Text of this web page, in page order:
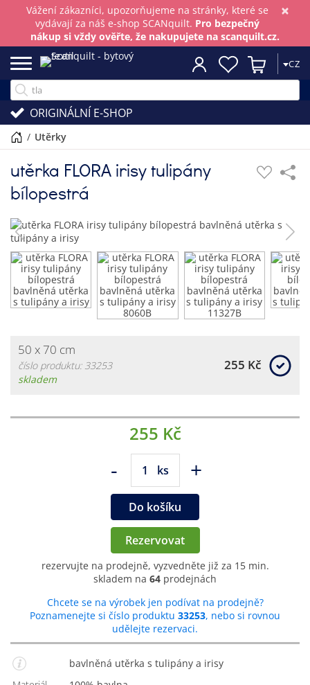
×
Vážení zákazníci, upozorňujeme na stránky, které se
vydávají za náš e-shop SCANquilt. Pro bezpečný
nákup si vždy ověřte, že nakupujete na scanquilt.cz.
CZ
ORIGINÁLNÍ E-SHOP
/ utěrky
utěrka FLORA irisy tulipány
bílopestrá
50 x 70 cm
číslo produktu: 33253
skladem
255 Kč
255 Kč
- ks +
Do košíku
Rezervovat
rezervujte na prodejně, vyzvedněte již za 15 min.
skladem na 64 prodejnách
Chcete se na výrobek jen podívat na prodejně?
Poznamenejte si číslo produktu 33253, nebo si rovnou
udělejte rezervaci.
bavlněná utěrka s tulipány a irisy